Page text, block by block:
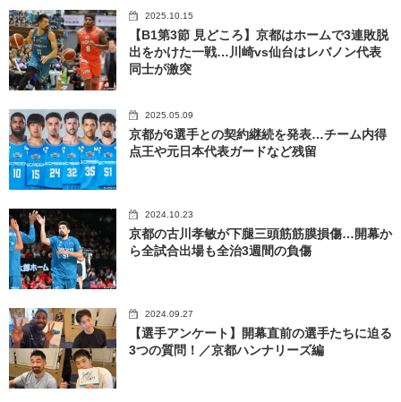
2025.10.15
【B1第3節 見どころ】京都はホームで3連敗脱
出をかけた一戦…川崎vs仙台はレバノン代表
同士が激突
2025.05.09
京都が6選手との契約継続を発表…チーム内得
点王や元日本代表ガードなど残留
2024.10.23
京都の古川孝敏が下腿三頭筋筋膜損傷…開幕か
ら全試合出場も全治3週間の負傷
2024.09.27
【選手アンケート】開幕直前の選手たちに迫る
3つの質問！／京都ハンナリーズ編